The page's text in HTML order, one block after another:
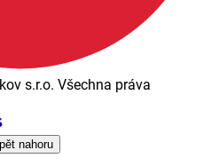
s.r.o. Všechna práva
nahoru